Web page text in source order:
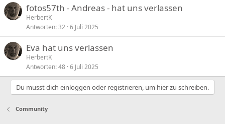
fotos57th - Andreas - hat uns verlassen
HerbertK
Antworten 32 6 Juli 2025
Eva hat uns verlassen
HerbertK
Antworten 48 6 Juli 2025
Du musst dich einloggen oder registrieren, um hier zu schreiben.
Community